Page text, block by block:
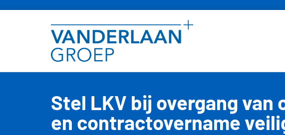
Stel LKV bij overgang van
en contractovername